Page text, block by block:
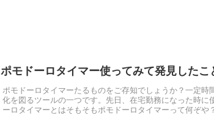
ポモドーロタイマー使ってみて発見したこ
ポモドーロタイマーたるものをご存知でしょうか？一定時
化を図るツールの一つです。先日、在宅勤務になった時に
ーロタイマーとはそもそもポモドーロタイマーって何ぞや